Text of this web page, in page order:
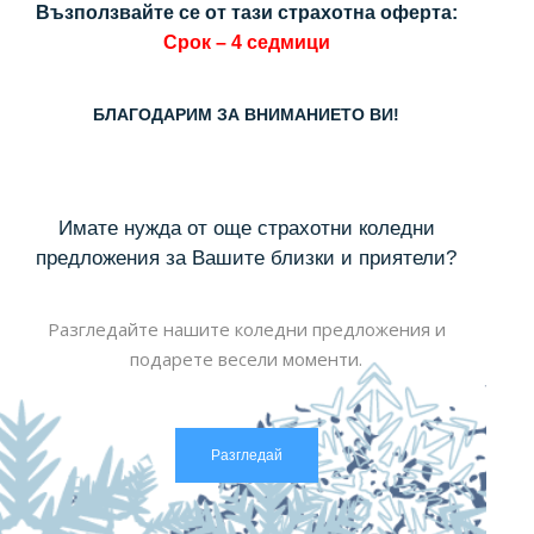
Възползвайте се от тази страхотна оферта:
Срок – 4 седмици
БЛАГОДАРИМ ЗА ВНИМАНИЕТО ВИ!
Имате нужда от още страхотни коледни
предложения за Вашите близки и приятели?
Разгледайте нашите коледни предложения и
подарете весели моменти.
Разгледай